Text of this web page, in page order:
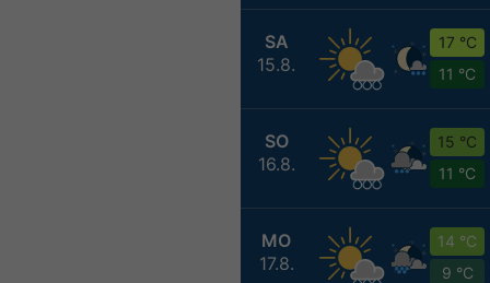
SA
15.8.
17 °C
11 °C
SO
16.8.
15 °C
11 °C
MO
17.8.
14 °C
9 °C